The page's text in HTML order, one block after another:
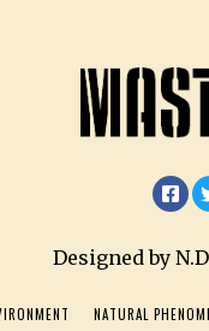
Designed by
NATURAL